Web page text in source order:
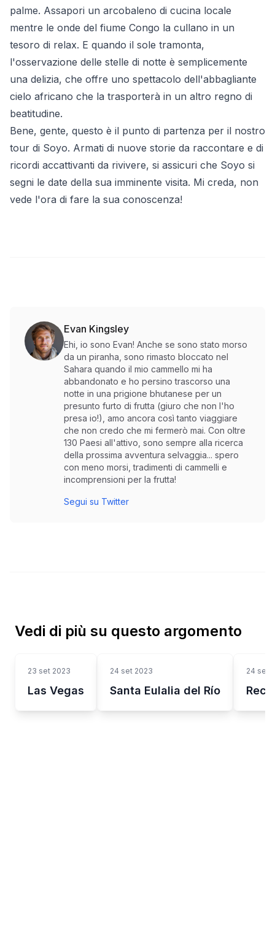
palme. Assapori un arcobaleno di cucina locale
mentre le onde del fiume Congo la cullano in un
tesoro di relax. E quando il sole tramonta,
l'osservazione delle stelle di notte è semplicemente
una delizia, che offre uno spettacolo dell'abbagliante
cielo africano che la trasporterà in un altro regno di
beatitudine.
Bene, gente, questo è il punto di partenza per il nostro
tour di Soyo. Armati di nuove storie da raccontare e di
ricordi accattivanti da rivivere, si assicuri che Soyo si
segni le date della sua imminente visita. Mi creda, non
vede l'ora di fare la sua conoscenza!
Evan Kingsley
Ehi, io sono Evan! Anche se sono stato morso
da un piranha, sono rimasto bloccato nel
Sahara quando il mio cammello mi ha
abbandonato e ho persino trascorso una
notte in una prigione bhutanese per un
presunto furto di frutta (giuro che non l'ho
presa io!), amo ancora così tanto viaggiare
che non credo che mi fermerò mai. Con oltre
130 Paesi all'attivo, sono sempre alla ricerca
della prossima avventura selvaggia... spero
con meno morsi, tradimenti di cammelli e
incomprensioni per la frutta!
Segui su Twitter
Vedi di più su questo argomento
23 set 2023
Las Vegas
24 set 2023
Santa Eulalia del Río
24 set